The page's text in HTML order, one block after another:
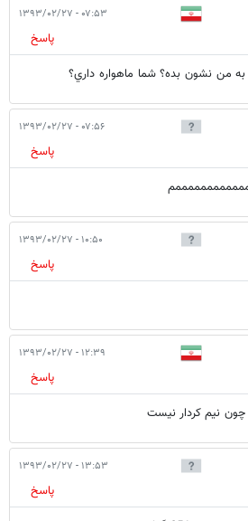
۰۷:۵۳ - ۱۳۹۳/۰۲/۲۷
پاسخ
من نشون بده؟ شما ماهواره داري؟
۰۷:۵۶ - ۱۳۹۳/۰۲/۲۷
پاسخ
۱۰:۵۰ - ۱۳۹۳/۰۲/۲۷
پاسخ
۱۲:۳۹ - ۱۳۹۳/۰۲/۲۷
پاسخ
نیم کردار نیست
۱۳:۵۳ - ۱۳۹۳/۰۲/۲۷
پاسخ